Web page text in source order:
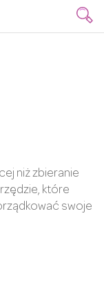
niż zbieranie
które
swoje